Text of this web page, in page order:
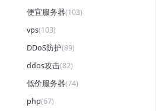
便宜服务器(103)
vps(103)
DDoS防护(89)
ddos攻击(82)
低价服务器(74)
php(67)